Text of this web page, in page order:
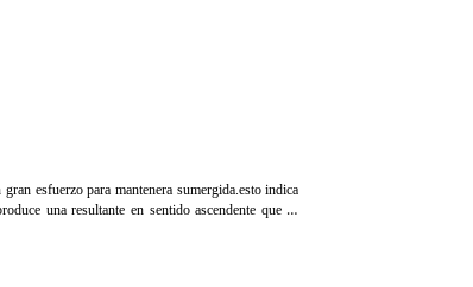
esfuerzo para mantenera sumergida.esto indica
una resultante en sentido ascendente que se